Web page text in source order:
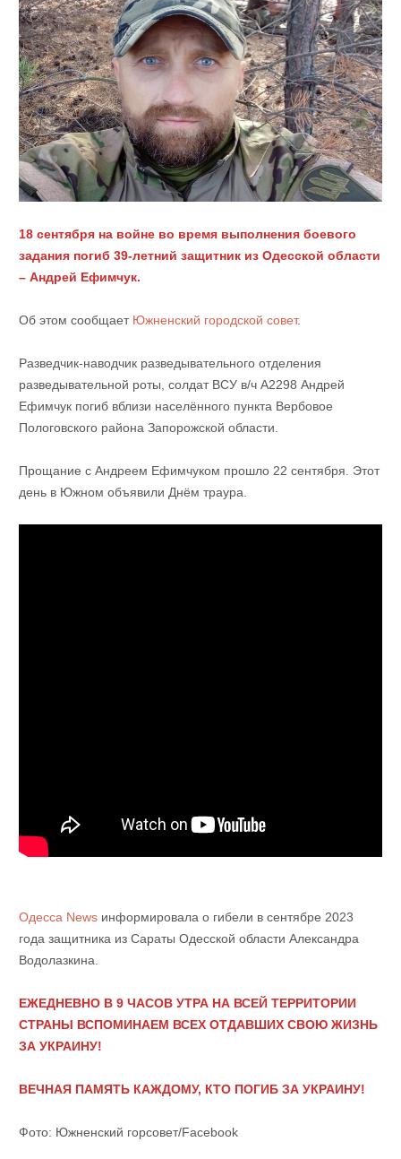
18 сентября на войне во время выполнения боевого
задания погиб 39-летний защитник из Одесской области
– Андрей Ефимчук.
Об этом сообщает Южненский городской совет.
Разведчик-наводчик разведывательного отделения
разведывательной роты, солдат ВСУ в/ч А2298 Андрей
Ефимчук погиб вблизи населённого пункта Вербовое
Пологовского района Запорожской области.
Прощание с Андреем Ефимчуком прошло 22 сентября. Этот
день в Южном объявили Днём траура.
Одесса Newsинформировала о гибели в сентябре 2023
года защитника из Сараты Одесской области Александра
Водолазкина.
ЕЖЕДНЕВНО В 9 ЧАСОВ УТРА НА ВСЕЙ ТЕРРИТОРИИ
СТРАНЫ ВСПОМИНАЕМ ВСЕХ ОТДАВШИХ СВОЮ ЖИЗНЬ
ЗА УКРАИНУ!
ВЕЧНАЯ ПАМЯТЬ КАЖДОМУ, КТО ПОГИБ ЗА УКРАИНУ!
Фото: Южненский горсовет/Facebook